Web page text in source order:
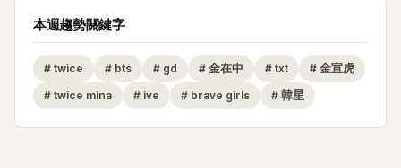
本週趨勢關鍵字
# twice # bts # gd # 金在中 # txt # 金宣虎
# twice mina # ive # brave girls # 韓星